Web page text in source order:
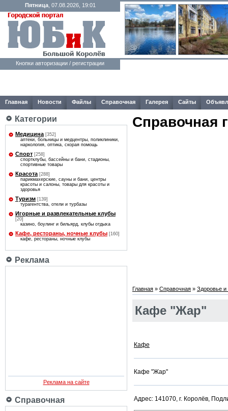
Пятница, 07.08.2026, 19:01
Кнопки авторизации / регистрации
Главная Новости Файлы Справочная Галерея Сайты
Категории
Медицина [352]
аптеки, больницы и медцентры, поликлиники,
наркология, оптика, скорая помощь
Спорт [258]
спортклубы, бассейны и бани, стадионы,
спортивные товары
Красота [288]
парикмахерские, сауны и бани, центры
красоты и салоны, товары для красоты и
здоровья
Туризм [139]
турагентства, отели и турбазы
Игорные и развлекательные клубы
[20]
казино, боулинг и бильярд, клубы отдыха
Кафе, рестораны, ночные клубы [160]
кафе, рестораны, ночные клубы
Реклама
Реклама на сайте
Справочная
Справочная
Главная » Справочная » Здоровье и
Кафе "Жар"
Кафе
Кафе "Жар"
Адрес: 141070, г. Королёв,